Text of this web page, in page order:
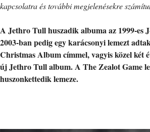
kapcsolatra és további megjelenésekre
A Jethro Tull huszadik albuma az 1999-es
2003-ban pedig egy karácsonyi lemezt
Christmas Album címmel, vagyis közel két
új Jethro Tull album. A The Zealot Game
huszonkettedik lemeze.